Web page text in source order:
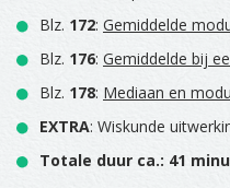
Blz. 172: Gemiddelde
Blz. 176: Gemiddelde bij
Blz. 178: Mediaan en
EXTRA: Wiskunde
Totale duur ca.: 41